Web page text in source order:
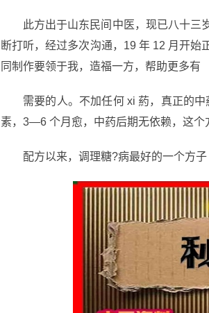
此方出于山东民间中医，现已八十三
断打听，经过多次沟通，19 年 12 月开
同制作要领于我，造福一方，帮助更多有
需要的人。不加任何 xi 葯，真正的
素，3—6 个月愈，中药后期无依赖，这个
配方以来，调理糖?病最好的一个方